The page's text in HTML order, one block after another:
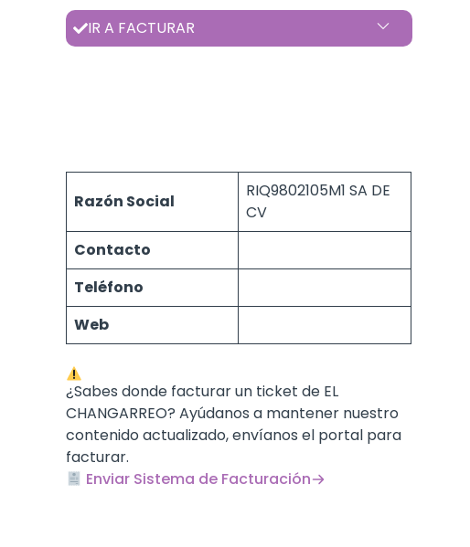
IR A FACTURAR
Razón Social
RIQ9802105M1 SA DE
CV
Contacto
Teléfono
Web
¿Sabes donde facturar un ticket de EL
CHANGARREO? Ayúdanos a mantener nuestro
contenido actualizado, envíanos el portal para
facturar.
Enviar Sistema de Facturación